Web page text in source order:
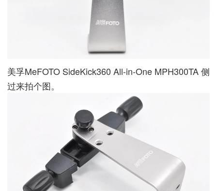
美孚MeFOTO SideKick360 All-in-One MPH300TA 侧
过来拍个图。